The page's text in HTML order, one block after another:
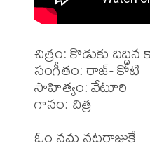
చిత్రం: కొడుకు దిద్దిన
సంగీతం: రాజ్- కోటి
సాహిత్యం: వేటూరి
గానం: చిత్ర